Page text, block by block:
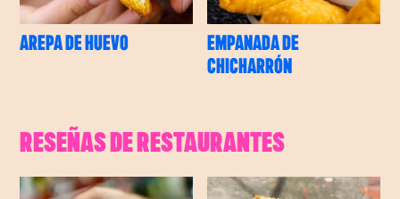
AREPA DE HUEVO
EMPANADA DE
CHICHARRÓN
RESEÑAS DE RESTAURANTES